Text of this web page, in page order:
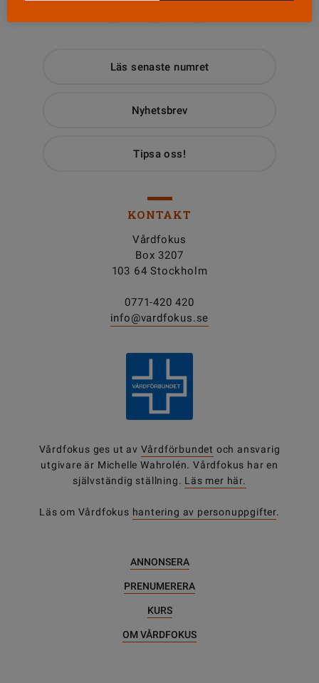
Läs senaste numret
Nyhetsbrev
Tipsa oss!
KONTAKT
Vårdfokus
Box 3207
103 64 Stockholm
0771-420 420
info@vardfokus.se
Vårdfokus ges ut av Vårdförbundet och ansvarig
utgivare är Michelle Wahrolén. Vårdfokus har en
självständig ställning. Läs mer här.
Läs om Vårdfokus hantering av personuppgifter.
ANNONSERA
PRENUMERERA
KURS
OM VÅRDFOKUS